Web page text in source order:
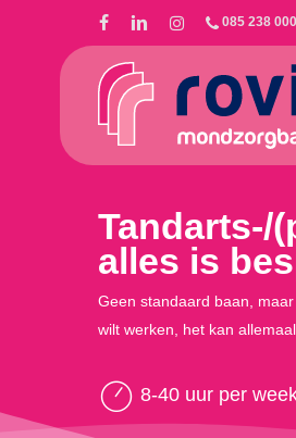
085 238
Tandarts-/
alles is
Geen standaard baan,
wilt werken, het kan allemaal.
8-40 uur per